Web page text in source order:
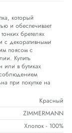
который
и обеспечивает
бретелях
с декоративными
поясом с
Купить
в бутиках
при покупке на
Красный
ZIMMERMANN
Хлопок - 100%